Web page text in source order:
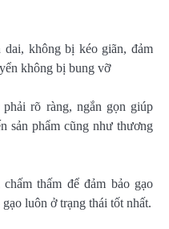
dai, không bị kéo giãn, đảm
không bị bung vỡ
rõ ràng, ngắn gọn giúp
sản phẩm cũng như thương
thấm để đảm bảo gạo
luôn ở trạng thái tốt nhất.